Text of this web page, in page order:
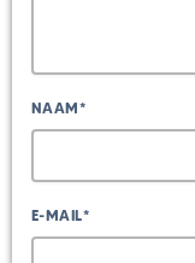
NAAM*
E-MAIL*